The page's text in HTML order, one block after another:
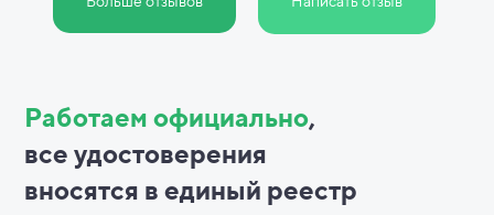
Работаем официально,
все удостоверения
вносятся в единый реестр